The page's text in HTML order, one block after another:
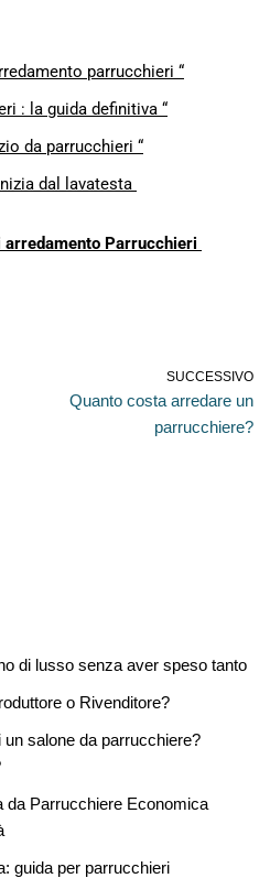
parrucchieri “
: la guida definitiva “
da parrucchieri “
dal lavatesta
Parrucchieri
SUCCESSIVO
Quanto costa arredare un
parrucchiere?
di lusso senza aver speso tanto
o Rivenditore?
un salone da parrucchiere?
da Parrucchiere Economica
guida per parrucchieri